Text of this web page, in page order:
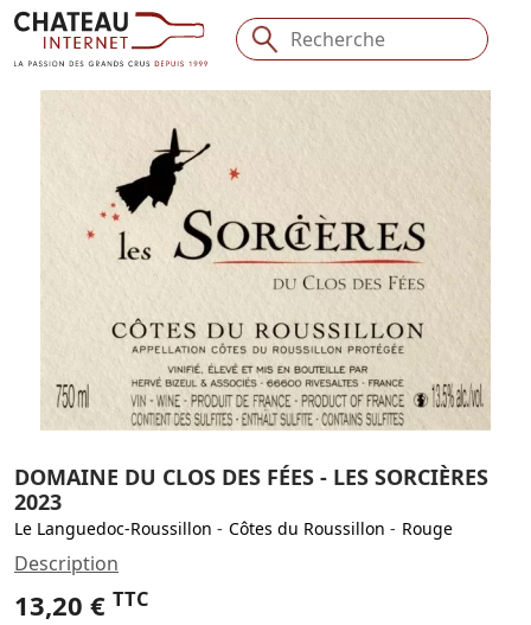
DOMAINE DU CLOS DES FÉES - LES SORCIÈRES
2023
Le Languedoc-Roussillon - Côtes du Roussillon - Rouge
Description
13,20 € TTC